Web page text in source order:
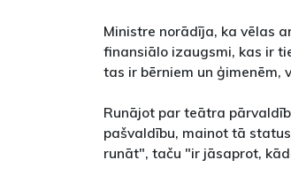
Ministre norādīja, ka vēlas
finansiālo izaugsmi, kas ir
tas ir bērniem un ģimenēm,
Runājot par teātra
pašvaldību, mainot tā
runāt", taču "ir jāsaprot,